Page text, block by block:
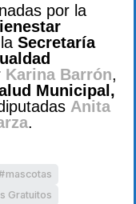
por la
Secretaría
Karina Barrón,
Municipal,
Anita
.
mascotas
Gratuitos